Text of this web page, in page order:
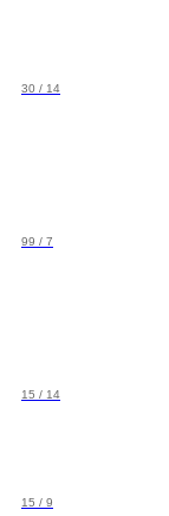
14 / 30
7 / 99
14 / 15
9 / 15